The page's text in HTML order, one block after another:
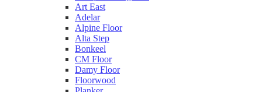
Art East
Adelar
Alpine Floor
Alta Step
Bonkeel
CM Floor
Damy Floor
Floorwood